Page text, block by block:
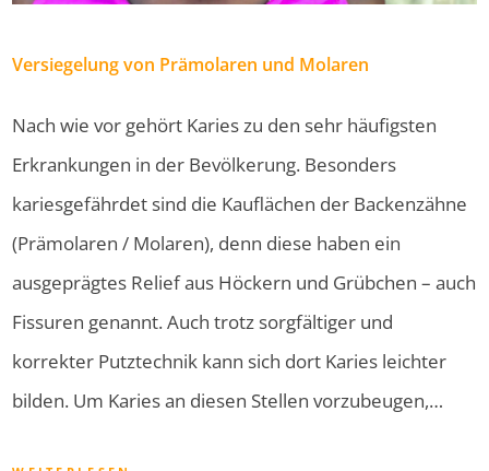
Versiegelung von Prämolaren und Molaren
Nach wie vor gehört Karies zu den sehr häufigsten
Erkrankungen in der Bevölkerung. Besonders
kariesgefährdet sind die Kauflächen der Backenzähne
(Prämolaren / Molaren), denn diese haben ein
ausgeprägtes Relief aus Höckern und Grübchen – auch
Fissuren genannt. Auch trotz sorgfältiger und
korrekter Putztechnik kann sich dort Karies leichter
bilden. Um Karies an diesen Stellen vorzubeugen,…